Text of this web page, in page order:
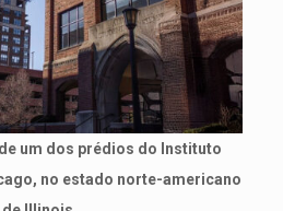
um dos prédios do Instituto
no estado norte-americano